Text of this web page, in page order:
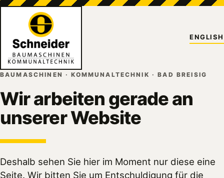
ENGLISH
BAUMASCHINEN · KOMMUNALTECHNIK · BAD BREISIG
Wir arbeiten gerade an
unserer Website
Deshalb sehen Sie hier im Moment nur diese eine
Seite. Wir bitten Sie um Entschuldigung für die